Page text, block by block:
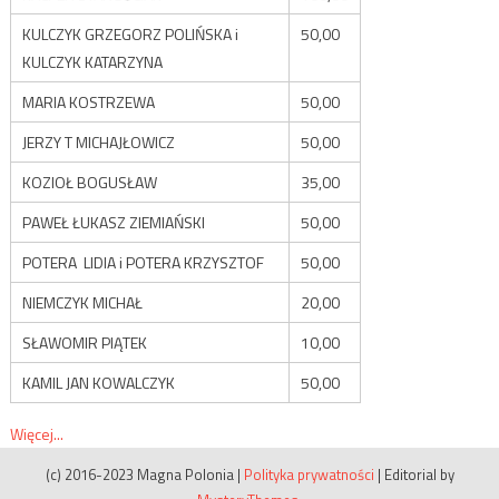
KULCZYK GRZEGORZ POLIŃSKA i
KULCZYK KATARZYNA
50,00
MARIA KOSTRZEWA
50,00
JERZY T MICHAJŁOWICZ
50,00
KOZIOŁ BOGUSŁAW
35,00
PAWEŁ ŁUKASZ ZIEMIAŃSKI
50,00
POTERA LIDIA i POTERA KRZYSZTOF
50,00
NIEMCZYK MICHAŁ
20,00
SŁAWOMIR PIĄTEK
10,00
KAMIL JAN KOWALCZYK
50,00
Więcej...
(c) 2016-2023 Magna Polonia | Polityka prywatności | Editorial by